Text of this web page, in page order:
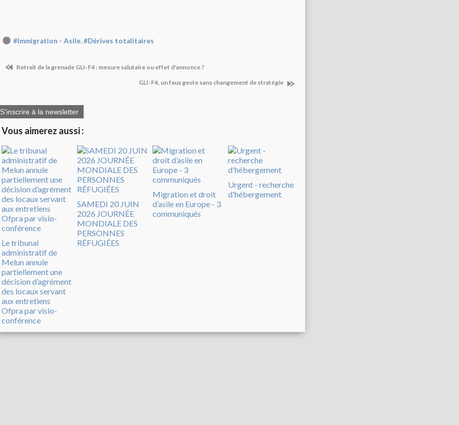
#Immigration - Asile,#Dérives totalitaires
Retrait de la grenade GLI-F4 : mesure salutaire ou effet d'annonce ?
GLI-F4, un faux geste sans changement de stratégie
S'inscrire à la newsletter
Vous aimerez aussi :
Le tribunal
administratif de
Melun annule
partiellement une
décision d’agrément
des locaux servant
aux entretiens
Ofpra par visio-
conférence
SAMEDI 20 JUIN
2026 JOURNÉE
MONDIALE DES
PERSONNES
RÉFUGIÉES
Migration et droit
d’asile en Europe - 3
communiqués
Urgent - recherche
d'hébergement